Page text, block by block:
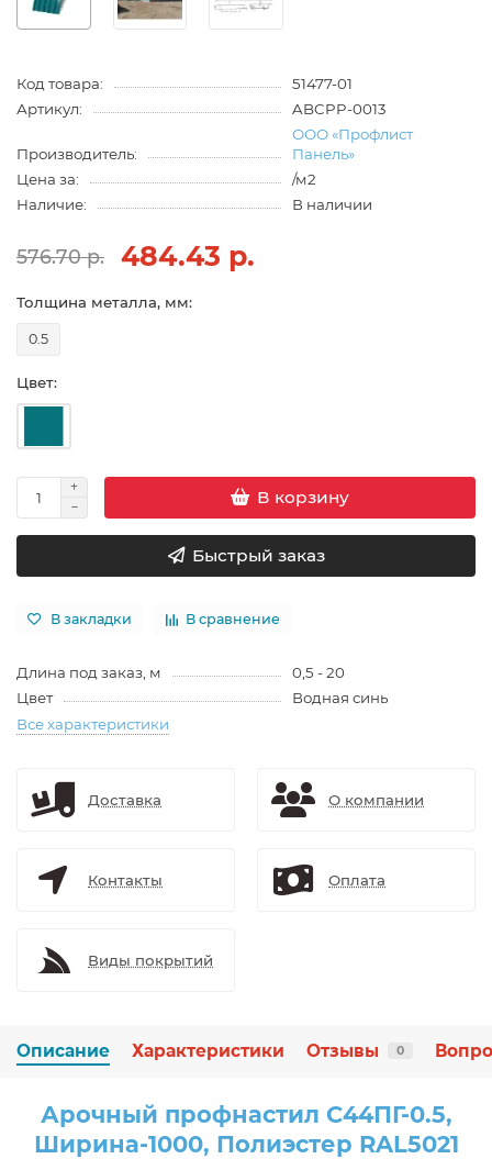
Код товара:
51477-01
Артикул:
ABCPP-0013
Производитель:
ООО «Профлист
Панель»
Цена за:
/м2
Наличие:
В наличии
576.70 р. 484.43 р.
Толщина металла, мм:
0.5
Цвет:
В корзину
Быстрый заказ
В закладки В сравнение
Длина под заказ, м
0,5 - 20
Цвет
Водная синь
Все характеристики
Доставка О компании
Контакты Оплата
Виды покрытий
Описание Характеристики Отзывы 0
Арочный профнастил С44ПГ-0.5,
Ширина-1000, Полиэстер RAL5021